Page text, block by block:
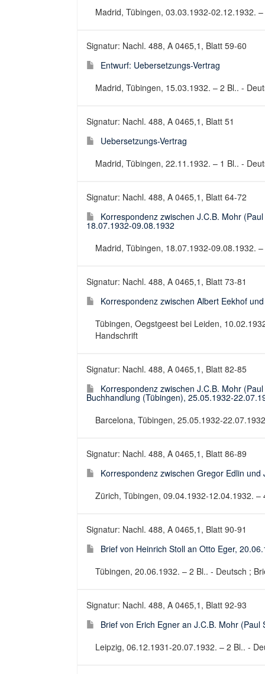
Madrid, Tübingen, 03.03.1932-02.12.1932.
Signatur: Nachl. 488, A 0465,1, Blatt 59-60
Entwurf: Uebersetzungs-Vertrag
Madrid, Tübingen, 15.03.1932. – 2 Bl.. -
Signatur: Nachl. 488, A 0465,1, Blatt 51
Uebersetzungs-Vertrag
Madrid, Tübingen, 22.11.1932. – 1 Bl.. -
Signatur: Nachl. 488, A 0465,1, Blatt 64-72
Korrespondenz zwischen J.C.B. Mohr
18.07.1932-09.08.1932
Madrid, Tübingen, 18.07.1932-09.08.1932.
Signatur: Nachl. 488, A 0465,1, Blatt 73-81
Korrespondenz zwischen Albert Eekhof
Tübingen, Oegstgeest bei Leiden,
Handschrift
Signatur: Nachl. 488, A 0465,1, Blatt 82-85
Korrespondenz zwischen J.C.B. Mohr
Buchhandlung (Tübingen), 25.05.1932-
Barcelona, Tübingen, 25.05.1932-
Signatur: Nachl. 488, A 0465,1, Blatt 86-89
Korrespondenz zwischen Gregor Edlin
Zürich, Tübingen, 09.04.1932-12.04.1932.
Signatur: Nachl. 488, A 0465,1, Blatt 90-91
Brief von Heinrich Stoll an Otto Eger,
Tübingen, 20.06.1932. – 2 Bl.. - Deutsch ;
Signatur: Nachl. 488, A 0465,1, Blatt 92-93
Brief von Erich Egner an J.C.B. Mohr
Leipzig, 06.12.1931-20.07.1932. – 2 Bl.. -